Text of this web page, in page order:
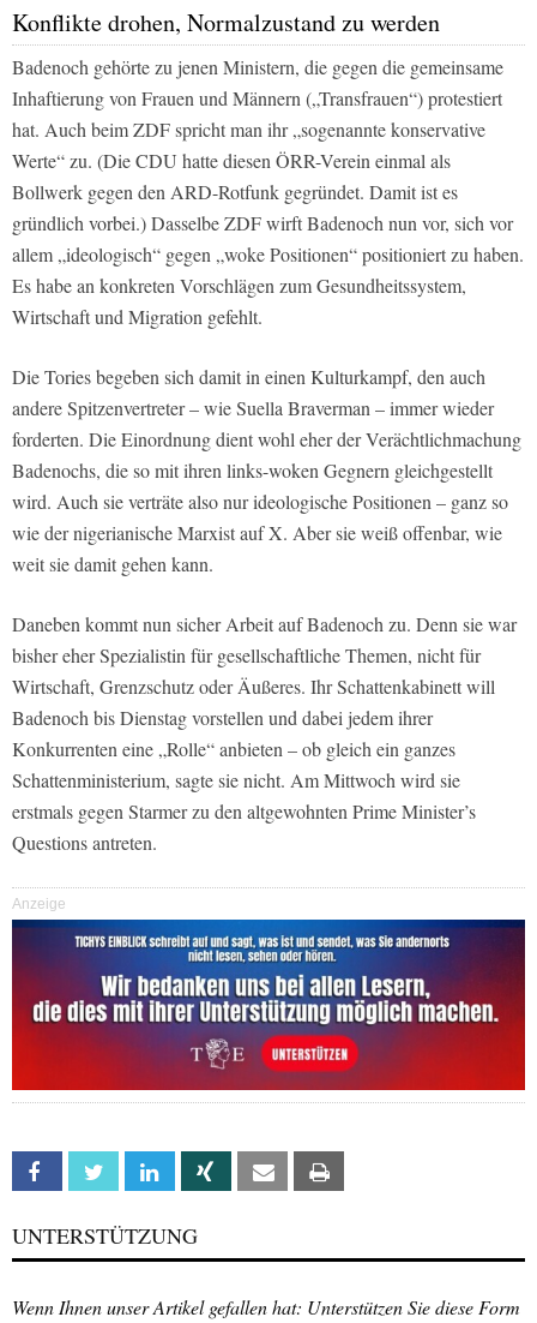
Konflikte drohen, Normalzustand zu werden
Badenoch gehörte zu jenen Ministern, die gegen die gemeinsame
Inhaftierung von Frauen und Männern („Transfrauen“) protestiert
hat. Auch beim ZDF spricht man ihr „sogenannte konservative
Werte“ zu. (Die CDU hatte diesen ÖRR-Verein einmal als
Bollwerk gegen den ARD-Rotfunk gegründet. Damit ist es
gründlich vorbei.) Dasselbe ZDF wirft Badenoch nun vor, sich vor
allem „ideologisch“ gegen „woke Positionen“ positioniert zu haben.
Es habe an konkreten Vorschlägen zum Gesundheitssystem,
Wirtschaft und Migration gefehlt.
Die Tories begeben sich damit in einen Kulturkampf, den auch
andere Spitzenvertreter – wie Suella Braverman – immer wieder
forderten. Die Einordnung dient wohl eher der Verächtlichmachung
Badenochs, die so mit ihren links-woken Gegnern gleichgestellt
wird. Auch sie verträte also nur ideologische Positionen – ganz so
wie der nigerianische Marxist auf X. Aber sie weiß offenbar, wie
weit sie damit gehen kann.
Daneben kommt nun sicher Arbeit auf Badenoch zu. Denn sie war
bisher eher Spezialistin für gesellschaftliche Themen, nicht für
Wirtschaft, Grenzschutz oder Äußeres. Ihr Schattenkabinett will
Badenoch bis Dienstag vorstellen und dabei jedem ihrer
Konkurrenten eine „Rolle“ anbieten – ob gleich ein ganzes
Schattenministerium, sagte sie nicht. Am Mittwoch wird sie
erstmals gegen Starmer zu den altgewohnten Prime Minister’s
Questions antreten.
Anzeige
Facebook Twitter Linkedin Xing Email
UNTERSTÜTZUNG
Wenn Ihnen unser Artikel gefallen hat: Unterstützen Sie diese Form